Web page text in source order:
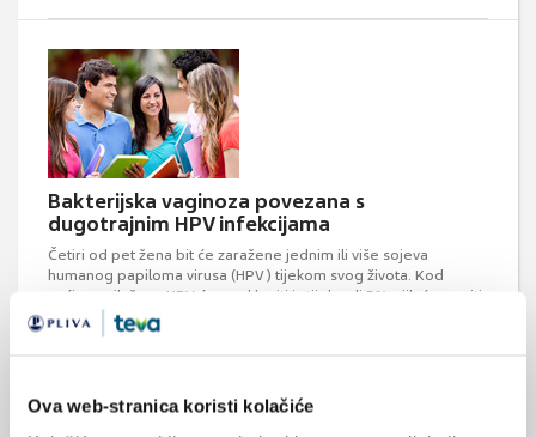
Ova web-stranica koristi kolačiće
Bakterijska vaginoza povezana s
dugotrajnim HPV infekcijama
Četiri od pet žena bit će zaražene jednim ili više sojeva
humanog papiloma virusa (HPV) tijekom svog života. Kod
većine ovih žena HPV će se ukloniti iz tijela, ali 5% njih će razviti
prekanceroze na grliću maternice. Uloga vaginalne flore u
perzistentnom HPV-u stavljena je u fokus studija provedenih u